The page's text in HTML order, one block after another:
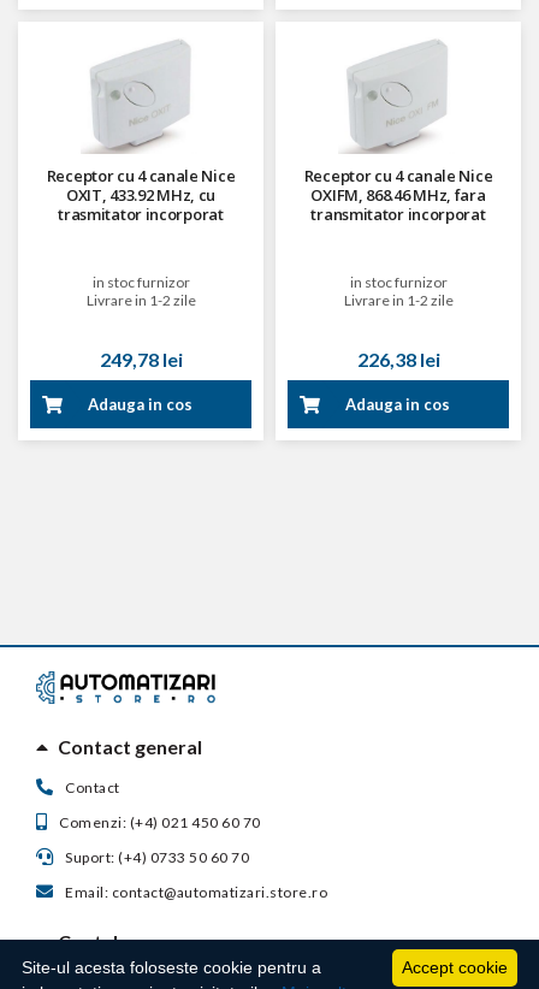
Receptor cu 4 canale Nice
OXIT, 433.92 MHz, cu
trasmitator incorporat
in stoc furnizor
Livrare in 1-2 zile
249,78 lei
Adauga in cos
Receptor cu 4 canale Nice
OXIFM, 868.46 MHz, fara
transmitator incorporat
in stoc furnizor
Livrare in 1-2 zile
226,38 lei
Adauga in cos
Contact general
Contact
Comenzi: (+4) 021 450 60 70
Suport: (+4) 0733 50 60 70
Email: contact@automatizari.store.ro
Contul meu
Accept cookie
Site-ul acesta foloseste cookie pentru a